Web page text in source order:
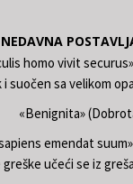
NEDAVNA
homo vivit
i suočen sa velikom
«Benignita»
emendat
učeći se iz